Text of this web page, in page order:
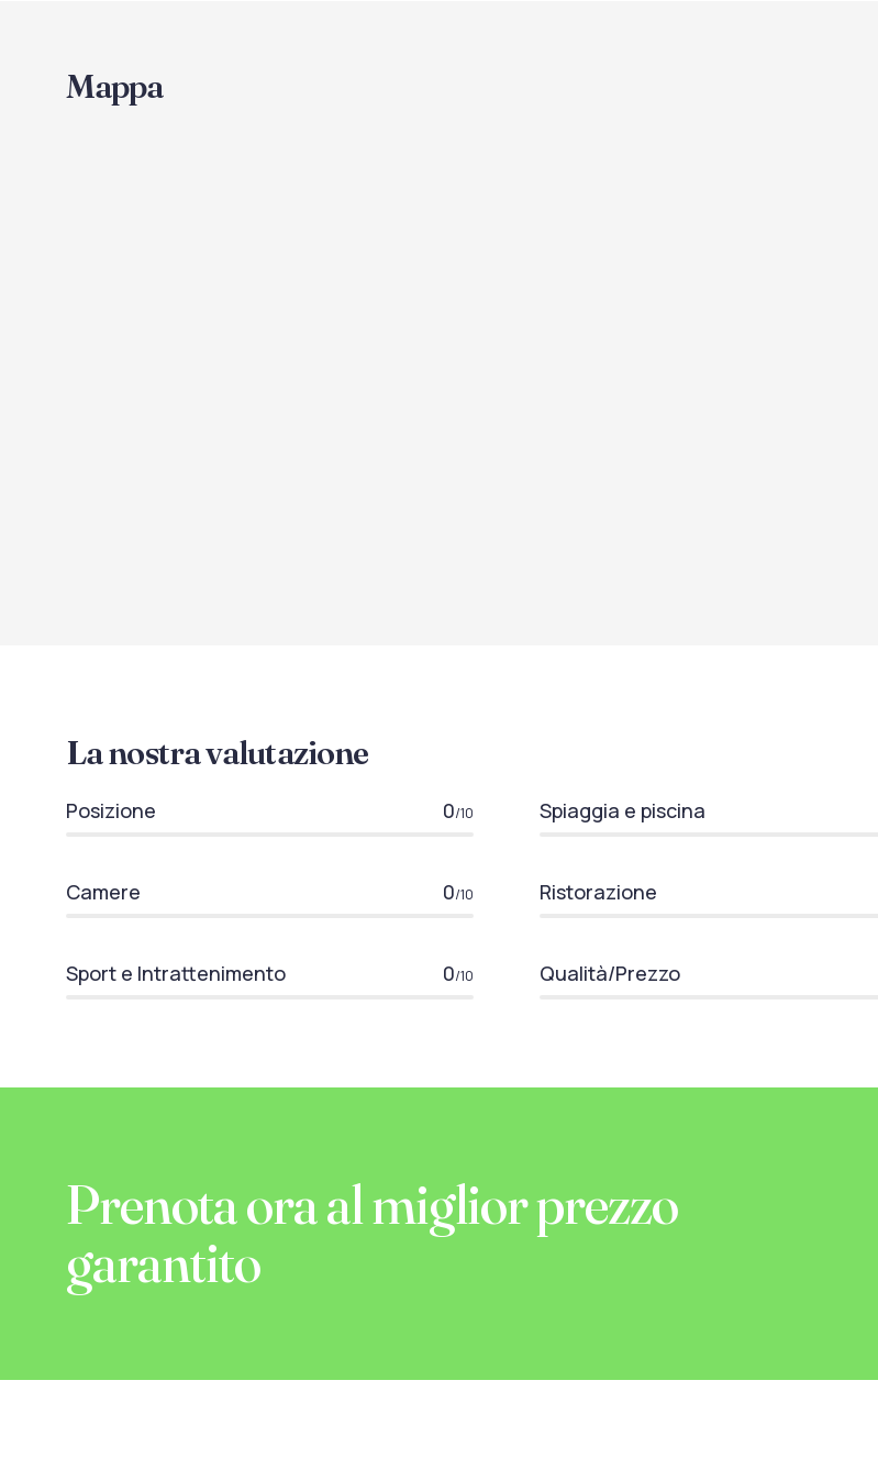
Mappa
La nostra valutazione
Posizione 0/10 Spiaggia e piscina
Camere 0/10 Ristorazione
Sport e Intrattenimento 0/10 Qualità/Prezzo
Prenota ora al miglior prezzo
garantito